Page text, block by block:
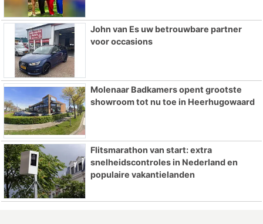
John van Es uw betrouwbare partner
voor occasions
Molenaar Badkamers opent grootste
showroom tot nu toe in Heerhugowaard
Flitsmarathon van start: extra
snelheidscontroles in Nederland en
populaire vakantielanden